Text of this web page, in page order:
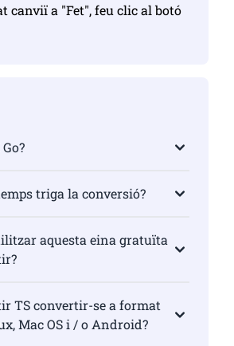
canviï a "Fet", feu clic al botó
triga la conversió?
aquesta eina gratuïta
TS convertir-se a format
Mac OS i / o Android?